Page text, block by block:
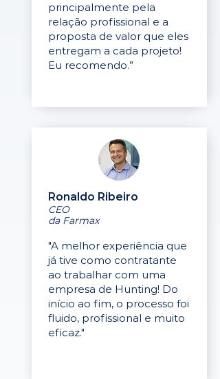
principalmente pela
relação profissional e a
proposta de valor que eles
entregam a cada projeto!
Eu recomendo.”
Ronaldo Ribeiro
CEO
da Farmax
"A melhor experiência que
já tive como contratante
ao trabalhar com uma
empresa de Hunting! Do
início ao fim, o processo foi
fluido, profissional e muito
eficaz."